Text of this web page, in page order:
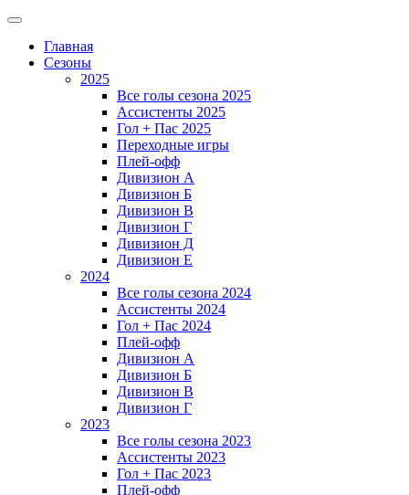
Главная
Сезоны
2025
Все голы сезона 2025
Ассистенты 2025
Гол + Пас 2025
Переходные игры
Плей-офф
Дивизион A
Дивизион Б
Дивизион В
Дивизион Г
Дивизион Д
Дивизион Е
2024
Все голы сезона 2024
Ассистенты 2024
Гол + Пас 2024
Плей-офф
Дивизион A
Дивизион Б
Дивизион В
Дивизион Г
2023
Все голы сезона 2023
Ассистенты 2023
Гол + Пас 2023
Плей-офф